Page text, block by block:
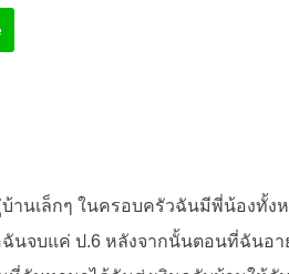
านเล็กๆ ในครอบครัวฉันมีพี่น้องทั้
นจบแค่ ป.6 หลังจากนั้นตอนที่ฉันอ